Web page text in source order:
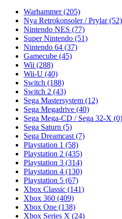
Warhammer(205)
Nya Retrokonsoler / Prylar(52)
Nintendo NES (77)
Super Nintendo (51)
Nintendo 64 (37)
Gamecube (45)
Wii (288)
Wii-U (40)
Switch (188)
Switch 2 (43)
Sega Mastersystem (12)
Sega Megadrive (40)
Sega Mega-CD / Sega 32-X (0)
Sega Saturn (5)
Sega Dreamcast (7)
Playstation 1 (58)
Playstation 2 (435)
Playstation 3 (314)
Playstation 4 (130)
Playstation 5 (67)
Xbox Classic (141)
Xbox 360 (409)
Xbox One (138)
Xbox Series X (24)